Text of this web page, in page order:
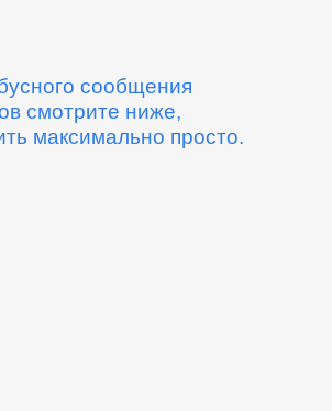
сообщения
смотрите ниже,
максимально просто.